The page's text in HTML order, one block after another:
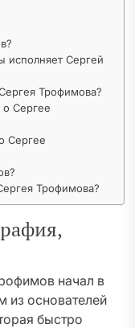
исполняет Сергей
Трофимова?
Сергее
Сергее
Трофимова?
начал в
из основателей
быстро